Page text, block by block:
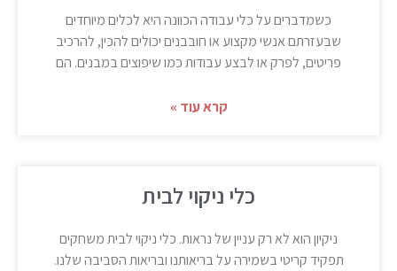
כשמדברים על כלי עבודה הכוונה היא לכלים מיוחדים
שבעזרתם אנשי מקצוע או חובבנים יכולים להכין, להרכיב
פריטים, לפרק או לבצע עבודות כמו שיפוצים במבנים. הם
קרא עוד »
כלי ניקוי לבית
ניקיון הוא לא רק עניין של נראות. כלי ניקוי לבית משחקים
תפקיד קריטי בשמירה על בריאותנו ובריאות הסביבה שלנו.